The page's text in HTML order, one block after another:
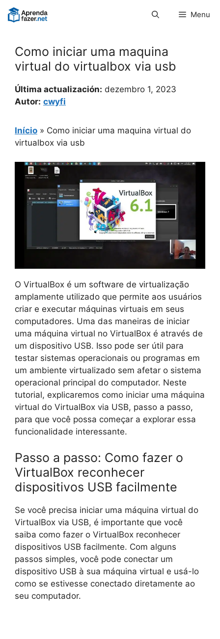
Pular
para
Menu
Como iniciar uma maquina
virtual do virtualbox via usb
Última actualización: dezembro 1, 2023
Autor: cwyfi
Início » Como iniciar uma maquina virtual do
virtualbox via usb
O VirtualBox é um software de virtualização
amplamente utilizado que permite aos usuários
criar e executar máquinas virtuais em seus
computadores. Uma das maneiras de iniciar
uma máquina virtual no VirtualBox é através de
um dispositivo USB. Isso pode ser útil para
testar sistemas operacionais ou programas em
um ambiente virtualizado sem afetar o sistema
operacional principal do computador. Neste
tutorial, explicaremos como iniciar uma máquina
virtual do VirtualBox via USB, passo a passo,
para que você possa começar a explorar essa
funcionalidade interessante.
Passo a passo: Como fazer o
VirtualBox reconhecer
dispositivos USB facilmente
Se você precisa iniciar uma máquina virtual do
VirtualBox via USB, é importante que você
saiba como fazer o VirtualBox reconhecer
dispositivos USB facilmente. Com alguns
passos simples, você pode conectar um
dispositivo USB à sua máquina virtual e usá-lo
como se estivesse conectado diretamente ao
seu computador.